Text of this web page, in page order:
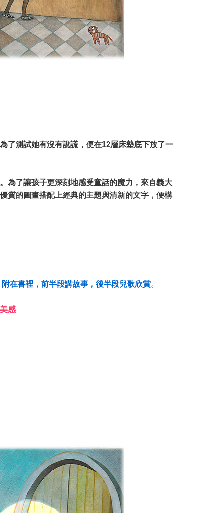
了測試她有沒有說謊，便在12層床墊底下放了一
為了讓孩子更深刻地感受童話的魔力，來自義大
質的圖畫搭配上經典的主題與清新的文字，便構
在書裡，前半段講故事，後半段兒歌欣賞。
感